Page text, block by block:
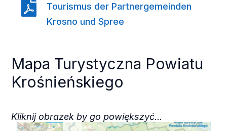
Tourismus der Partnergemeinden
Krosno und Spree
Mapa Turystyczna Powiatu
Krośnieńskiego
Kliknij obrazek by go powiększyć...